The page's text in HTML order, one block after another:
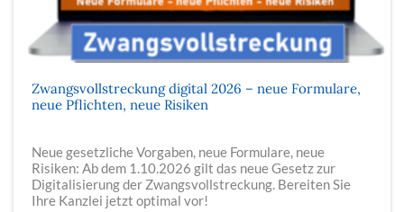
Zwangsvollstreckung digital 2026 – neue Formulare,
neue Pflichten, neue Risiken
Neue gesetzliche Vorgaben, neue Formulare, neue
Risiken: Ab dem 1.10.2026 gilt das neue Gesetz zur
Digitalisierung der Zwangsvollstreckung. Bereiten Sie
Ihre Kanzlei jetzt optimal vor!